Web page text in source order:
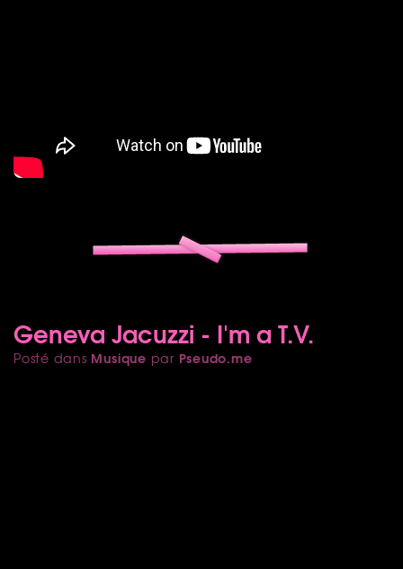
Geneva Jacuzzi - I'm a T.V.
Posté dans Musique par Pseudo.me